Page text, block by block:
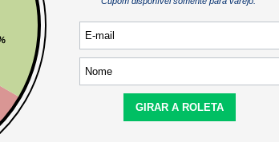
Este produto ainda não tem perguntas
SEJA O PRIMEIRO A PERGUNTAR